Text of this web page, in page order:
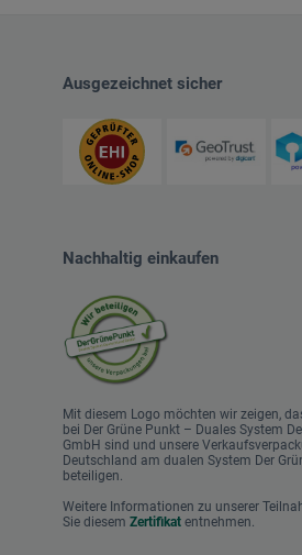
Ausgezeichnet sicher
Nachhaltig einkaufen
Mit diesem Logo möchten wir zeigen,
bei Der Grüne Punkt – Duales System
GmbH sind und unsere
Deutschland am dualen System Der
beteiligen.
Weitere Informationen zu unserer
Sie diesem Zertifikat entnehmen.